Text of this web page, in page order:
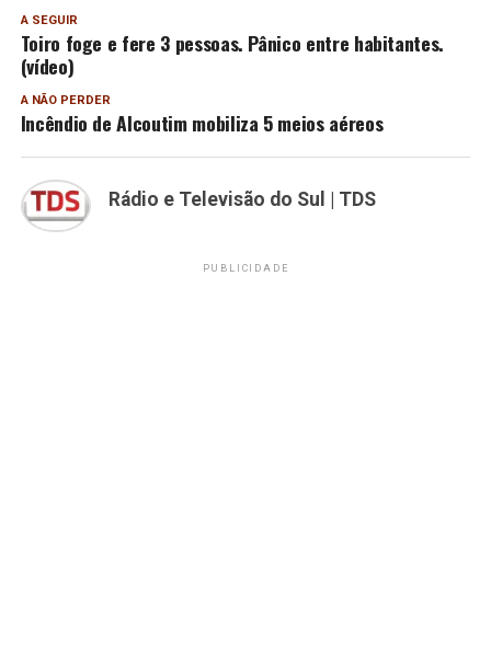
A SEGUIR
Toiro foge e fere 3 pessoas. Pânico entre habitantes.
(vídeo)
A NÃO PERDER
Incêndio de Alcoutim mobiliza 5 meios aéreos
Rádio e Televisão do Sul | TDS
PUBLICIDADE